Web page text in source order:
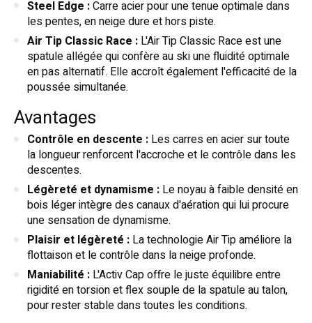
Steel Edge :Carre acier pour une tenue optimale dans
les pentes, en neige dure et hors piste.
Air Tip Classic Race : L'Air Tip Classic Race est une
spatule allégée qui confère au ski une fluidité optimale
en pas alternatif. Elle accroît également l'efficacité de la
poussée simultanée.
Avantages
Contrôle en descente : Les carres en acier sur toute
la longueur renforcent l'accroche et le contrôle dans les
descentes.
Légèreté et dynamisme : Le noyau à faible densité en
bois léger intègre des canaux d'aération qui lui procure
une sensation de dynamisme.
Plaisir et légèreté : La technologie Air Tip améliore la
flottaison et le contrôle dans la neige profonde.
Maniabilité : L'Activ Cap offre le juste équilibre entre
rigidité en torsion et flex souple de la spatule au talon,
pour rester stable dans toutes les conditions.